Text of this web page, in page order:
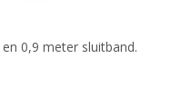
0,9 meter sluitband.